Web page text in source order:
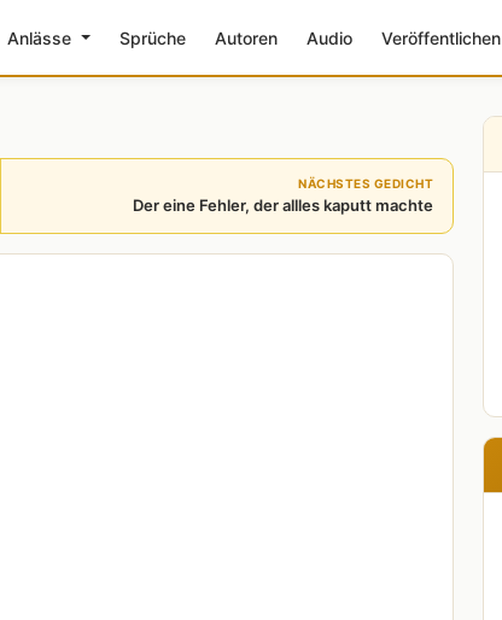
Anlässe Sprüche Autoren Audio Veröffentlichen
NÄCHSTES GEDICHT
Der eine Fehler, der allles kaputt machte